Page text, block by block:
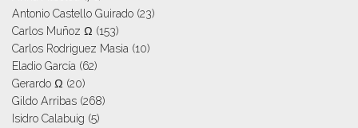
Antonio Castello Guirado (23)
Carlos Muñoz Ω (153)
Carlos Rodriguez Masia (10)
Eladio García (62)
Gerardo Ω (20)
Gildo Arribas (268)
Isidro Calabuig (5)